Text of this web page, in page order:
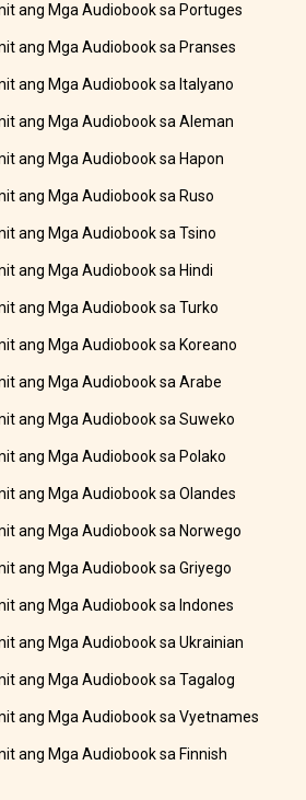
ang Mga Audiobook sa Portuges
ang Mga Audiobook sa Pranses
ang Mga Audiobook sa Italyano
ang Mga Audiobook sa Aleman
ang Mga Audiobook sa Hapon
ang Mga Audiobook sa Ruso
ang Mga Audiobook sa Tsino
ang Mga Audiobook sa Hindi
ang Mga Audiobook sa Turko
ang Mga Audiobook sa Koreano
ang Mga Audiobook sa Arabe
ang Mga Audiobook sa Suweko
ang Mga Audiobook sa Polako
ang Mga Audiobook sa Olandes
ang Mga Audiobook sa Norwego
ang Mga Audiobook sa Griyego
ang Mga Audiobook sa Indones
ang Mga Audiobook sa Ukrainian
ang Mga Audiobook sa Tagalog
ang Mga Audiobook sa Vyetnames
ang Mga Audiobook sa Finnish